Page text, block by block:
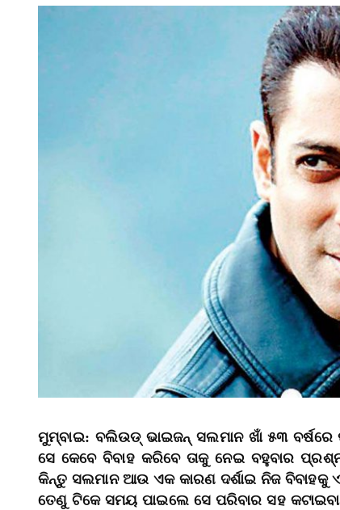
ମୁମ୍ବାଇ: ବଲିଉଡ୍‌ ଭାଇଜନ୍‌ ସଲମାନ ଖାଁ ୫୩ ବର୍ଷରେ
ସେ କେବେ ବିବାହ କରିବେ ତାକୁ ନେଇ ବହୁବାର
କିନ୍ତୁ ସଲମାନ ଆଉ ଏକ କାରଣ ଦର୍ଶାଇ ନିଜ ବିବାହକୁ
ତେଣୁ ଟିକେ ସମୟ ପାଇଲେ ସେ ପରିବାର ସହ